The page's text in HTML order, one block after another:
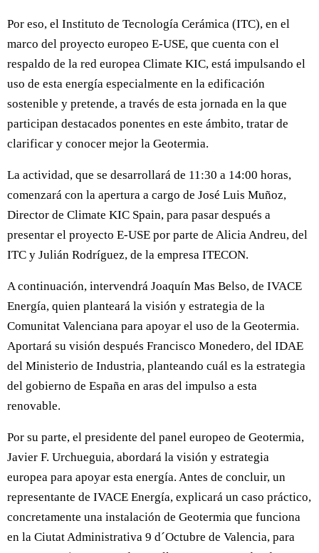
Por eso, el Instituto de Tecnología Cerámica (ITC), en el
marco del proyecto europeo E-USE, que cuenta con el
respaldo de la red europea Climate KIC, está impulsando el
uso de esta energía especialmente en la edificación
sostenible y pretende, a través de esta jornada en la que
participan destacados ponentes en este ámbito, tratar de
clarificar y conocer mejor la Geotermia.
La actividad, que se desarrollará de 11:30 a 14:00 horas,
comenzará con la apertura a cargo de José Luis Muñoz,
Director de Climate KIC Spain, para pasar después a
presentar el proyecto E-USE por parte de Alicia Andreu, del
ITC y Julián Rodríguez, de la empresa ITECON.
A continuación, intervendrá Joaquín Mas Belso, de IVACE
Energía, quien planteará la visión y estrategia de la
Comunitat Valenciana para apoyar el uso de la Geotermia.
Aportará su visión después Francisco Monedero, del IDAE
del Ministerio de Industria, planteando cuál es la estrategia
del gobierno de España en aras del impulso a esta
renovable.
Por su parte, el presidente del panel europeo de Geotermia,
Javier F. Urchueguia, abordará la visión y estrategia
europea para apoyar esta energía. Antes de concluir, un
representante de IVACE Energía, explicará un caso práctico,
concretamente una instalación de Geotermia que funciona
en la Ciutat Administrativa 9 d´Octubre de Valencia, para